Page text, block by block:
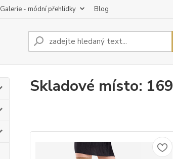
Galerie - módní přehlídky Blog
Skladové místo: 169